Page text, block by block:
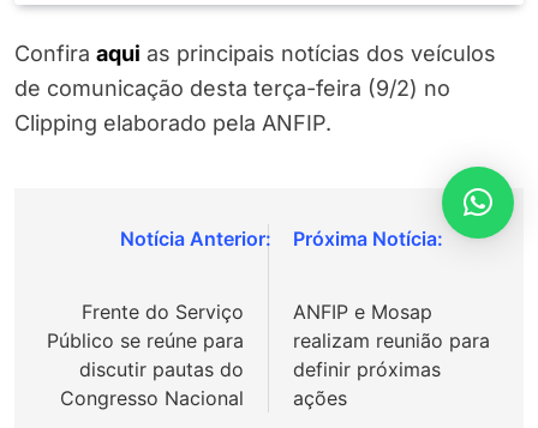
Confira aqui as principais notícias dos veículos
de comunicação desta terça-feira (9/2) no
Clipping elaborado pela ANFIP.
Navegação
Post
Frente do Serviço
Público se reúne para
discutir pautas do
Congresso Nacional
ANFIP e Mosap
realizam reunião para
definir próximas
ações